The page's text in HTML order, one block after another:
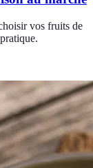
vos fruits de